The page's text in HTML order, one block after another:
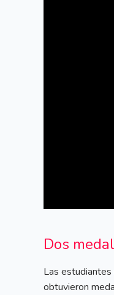
Dos
Las estudiantes
obtuvieron